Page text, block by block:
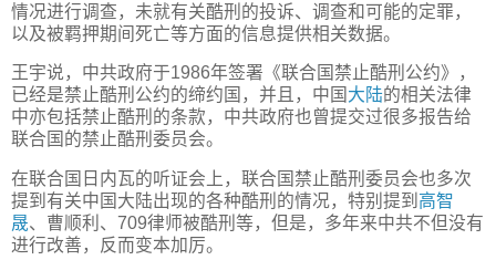
情况进行调查，未就有关酷刑的投诉、调查和可能的定罪，
以及被羁押期间死亡等方面的信息提供相关数据。
王宇说，中共政府于1986年签署《联合国禁止酷刑公约》，
已经是禁止酷刑公约的缔约国，并且，中国 大陆的相关法律
中亦包括禁止酷刑的条款，中共政府也曾提交过很多报告给
联合国的禁止酷刑委员会。
在联合国日内瓦的听证会上，联合国禁止酷刑委员会也多次
提到有关中国大陆出现的各种酷刑的情况，特别提到 高智
晟、曹顺利、709律师被酷刑等，但是，多年来中共不但没有
进行改善，反而变本加厉。